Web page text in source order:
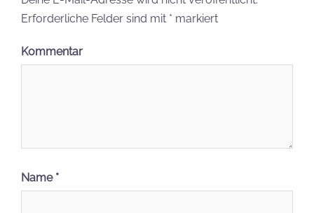
Erforderliche Felder sind mit * markiert
Kommentar
Name *